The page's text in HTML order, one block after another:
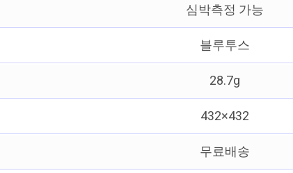
심박측정 가능
블루투스
28.7g
432×432
무료배송